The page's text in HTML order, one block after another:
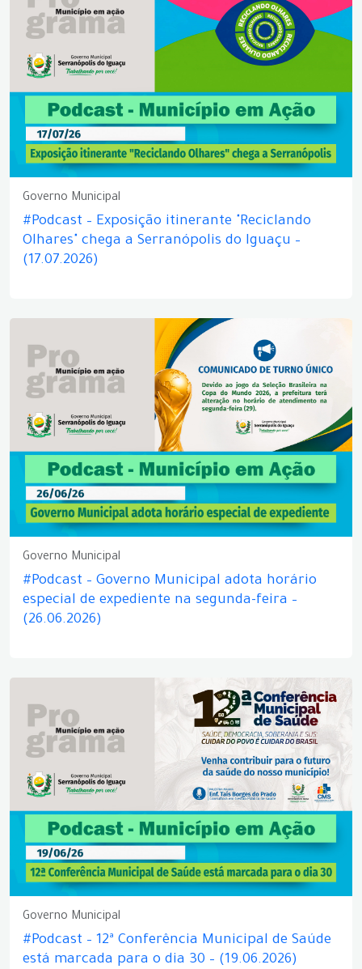
Governo Municipal
#Podcast – Exposição itinerante "Reciclando
Olhares" chega a Serranópolis do Iguaçu –
(17.07.2026)
Governo Municipal
#Podcast – Governo Municipal adota horário
especial de expediente na segunda-feira –
(26.06.2026)
Governo Municipal
#Podcast – 12ª Conferência Municipal de Saúde
está marcada para o dia 30 – (19.06.2026)